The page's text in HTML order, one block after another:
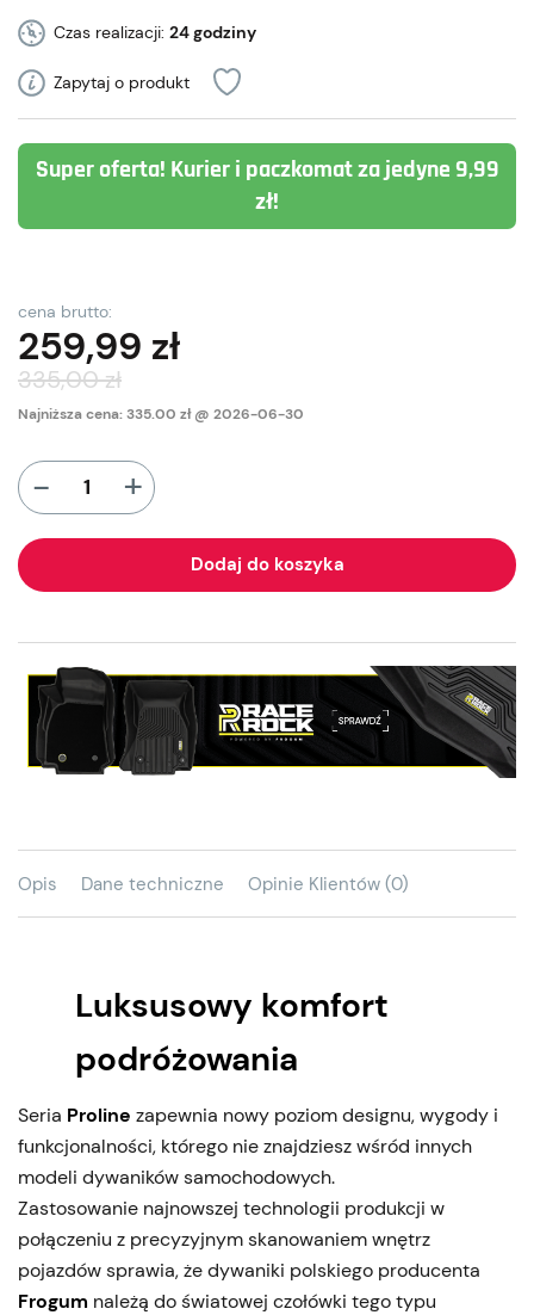
Czas realizacji: 24 godziny
Zapytaj o produkt
Super oferta! Kurier i paczkomat za jedyne 9,99
zł!
cena brutto:
335,00zł
259,99 zł
Najniższa cena: 335.00 zł @ 2026-06-30
- +
Dodaj do koszyka
Opis Dane techniczne Opinie Klientów (0)
Luksusowy komfort
podróżowania
Seria Proline zapewnia nowy poziom designu, wygody i
funkcjonalności, którego nie znajdziesz wśród innych
modeli dywaników samochodowych.
Zastosowanie najnowszej technologii produkcji w
połączeniu z precyzyjnym skanowaniem wnętrz
pojazdów sprawia, że dywaniki polskiego producenta
Frogum należą do światowej czołówki tego typu